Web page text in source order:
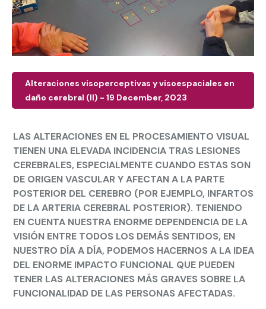
Alteraciones visoperceptivas y visoespaciales en
daño cerebral (II) - 19 December, 2023
LAS ALTERACIONES EN EL PROCESAMIENTO VISUAL
TIENEN UNA ELEVADA INCIDENCIA TRAS LESIONES
CEREBRALES, ESPECIALMENTE CUANDO ESTAS SON
DE ORIGEN VASCULAR Y AFECTAN A LA PARTE
POSTERIOR DEL CEREBRO (POR EJEMPLO, INFARTOS
DE LA ARTERIA CEREBRAL POSTERIOR). TENIENDO
EN CUENTA NUESTRA ENORME DEPENDENCIA DE LA
VISIÓN ENTRE TODOS LOS DEMÁS SENTIDOS, EN
NUESTRO DÍA A DÍA, PODEMOS HACERNOS A LA IDEA
DEL ENORME IMPACTO FUNCIONAL QUE PUEDEN
TENER LAS ALTERACIONES MÁS GRAVES SOBRE LA
FUNCIONALIDAD DE LAS PERSONAS AFECTADAS.